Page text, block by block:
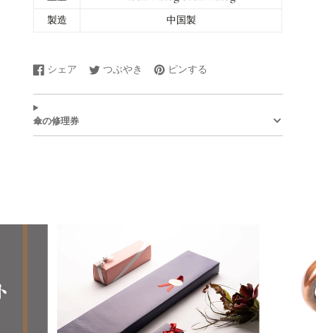
製造
中国製
シェア
Facebook
シ
ェ
ア
新
い
ウ
ィ
つぶやき
Twitter
ー
新
ィ
ピンする
Pinterest
す
新
ィ
傘の修理券